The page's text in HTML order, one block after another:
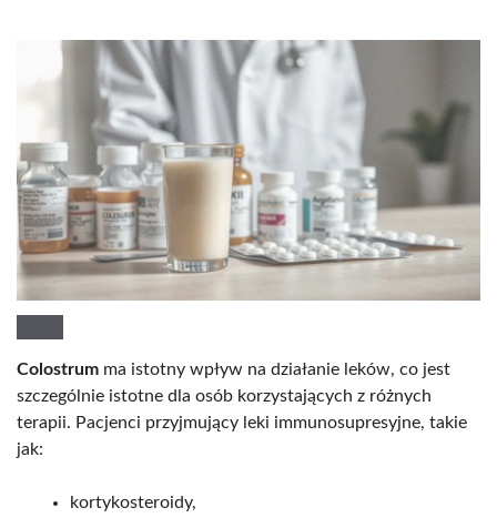
Colostrum ma istotny wpływ na działanie leków, co jest
szczególnie istotne dla osób korzystających z różnych
terapii. Pacjenci przyjmujący leki immunosupresyjne, takie
jak:
kortykosteroidy,